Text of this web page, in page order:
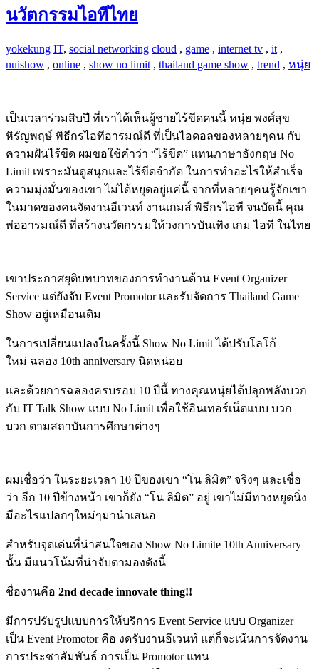
นวัตกรรมไอทีไทย
yokekung IT, social networking cloud , game , internet tv , it ,
nuishow , online , show no limit , thailand game show , trend , หนุ่ย
เป็นเวลาร่วมสิบปี ที่เราได้เห็นผู้ชายไร้ขีดคนนี้ หนุ่ย พงศ์สุข
หิรัญพฤษ์ พิธีกรไอทีอารมณ์ดี ที่เป็นไอดอลของหลายๆคน กับ
ความฝันไร้ขีด ผมขอใช้คำว่า “ไร้ขีด” แทนภาษาอังกฤษ No
Limit เพราะมันดูสนุกและไร้ขีดจำกัด ในการทำอะไรให้สำเร็จ
ความมุ่งมั่นของเขา ไม่ได้หยุดอยู่แค่นี้ จากที่หลายๆคนรู้จักเขา
ในมาดของคนจัดงานอีเวนท์ งานเกมส์ พิธีกรไอที จนบัดนี้ คุณ
พ่ออารมณ์ดี ที่สร้างนวัตกรรมให้วงการบันเทิง เกม ไอที ในไทย
เขาประกาศยุติบทบาทของการทำงานด้าน Event Organizer
Service แต่ยังจับ Event Promotor และรับจัดการ Thailand Game
Show อยู่เหมือนเดิม
ในการเปลี่ยนแปลงในครั้งนี้ Show No Limit ได้ปรับโลโก้
ใหม่ ฉลอง 10th anniversary นิดหน่อย
และด้วยการฉลองครบรอบ 10 ปีนี้ ทางคุณหนุ่ยได้ปลุกพลังบวก
กับ IT Talk Show แบบ No Limit เพื่อใช้อินเทอร์เน็ตแบบ บวก
บวก ตามสถาบันการศึกษาต่างๆ
ผมเชื่อว่า ในระยะเวลา 10 ปีของเขา “โน ลิมิต” จริงๆ และเชื่อ
ว่า อีก 10 ปีข้างหน้า เขาก็ยัง “โน ลิมิต” อยู่ เขาไม่มีทางหยุดนิ่ง
มีอะไรแปลกๆใหม่ๆมานำเสนอ
สำหรับจุดเด่นที่น่าสนใจของ Show No Limite 10th Anniversary
นั้น มีแนวโน้มที่น่าจับตามองดังนี้
ชื่องานคือ 2nd decade innovate thing!!
มีการปรับรูปแบบการให้บริการ Event Service แบบ Organizer
เป็น Event Promotor คือ งดรับงานอีเวนท์ แต่ก็จะเน้นการจัดงาน
การประชาสัมพันธ์ การเป็น Promotor แทน